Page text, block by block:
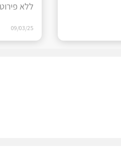
ללא פירוט
09/03/25